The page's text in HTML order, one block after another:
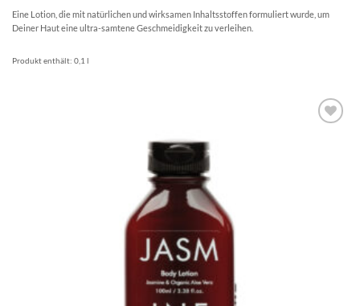
Eine Lotion, die mit natürlichen und wirksamen Inhaltsstoffen formuliert wurde, um
Deiner Haut eine ultra-samtene Geschmeidigkeit zu verleihen.
Produkt enthält: 0,1 l